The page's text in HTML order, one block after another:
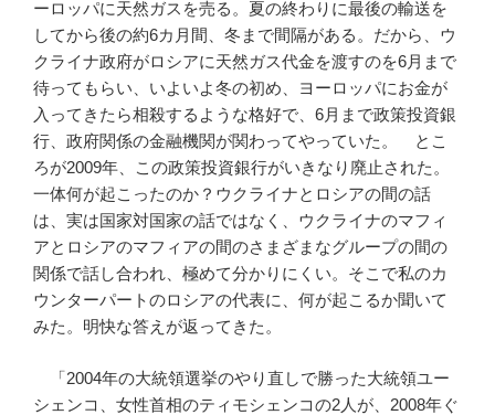
ーロッパに天然ガスを売る。夏の終わりに最後の輸送を
してから後の約6カ月間、冬まで間隔がある。だから、ウ
クライナ政府がロシアに天然ガス代金を渡すのを6月まで
待ってもらい、いよいよ冬の初め、ヨーロッパにお金が
入ってきたら相殺するような格好で、6月まで政策投資銀
行、政府関係の金融機関が関わってやっていた。 とこ
ろが2009年、この政策投資銀行がいきなり廃止された。
一体何が起こったのか？ウクライナとロシアの間の話
は、実は国家対国家の話ではなく、ウクライナのマフィ
アとロシアのマフィアの間のさまざまなグループの間の
関係で話し合われ、極めて分かりにくい。そこで私のカ
ウンターパートのロシアの代表に、何が起こるか聞いて
みた。明快な答えが返ってきた。
「2004年の大統領選挙のやり直しで勝った大統領ユー
シェンコ、女性首相のティモシェンコの2人が、2008年ぐ